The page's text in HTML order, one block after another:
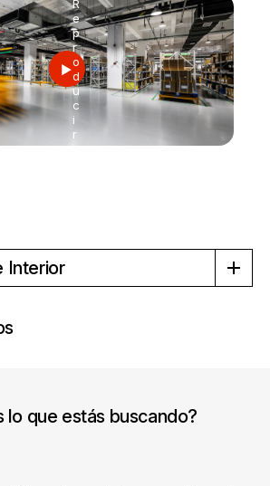
R
e
p
r
o
d
u
c
i
r
Interior
lo que estás buscando?